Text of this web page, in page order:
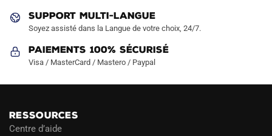
produit
SUPPORT MULTI-LANGUE
Soyez assisté dans la Langue de votre choix, 24/7.
Paiements 100% Sécurisé
Visa / MasterCard / Mastero / Paypal
RESSOURCES
Centre d’aide